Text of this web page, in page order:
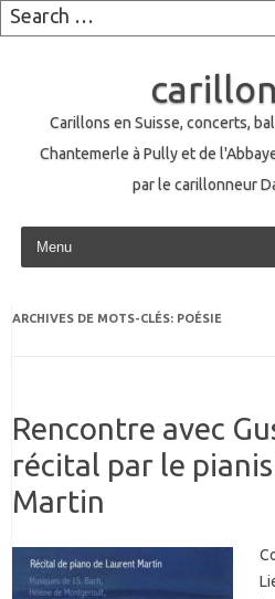
Carillons en Suisse, concerts,
Chantemerle à Pully et de
par le carillonneur
Skip to content
ARCHIVES DE MOTS-CLÉS: POÉSIE
Rencontre avec
récital par le
Martin